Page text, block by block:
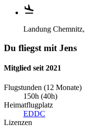
Landung Chemnitz,
Du fliegst mit Jens
Mitglied seit 2021
Flugstunden (12 Monate)
150h (40h)
Heimatflugplatz
EDDC
Lizenzen